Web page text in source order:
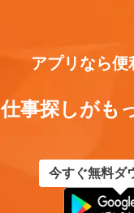
アプリなら便
仕事探しがも
今すぐ無料ダ